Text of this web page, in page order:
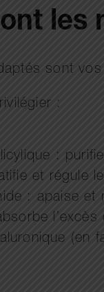
les
sont
:
:
et régule
: apaise et
l’excès
(en